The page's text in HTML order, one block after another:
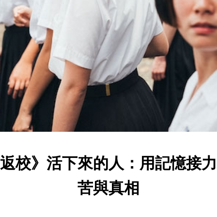
校》活下來的人：用記憶接
苦與真相